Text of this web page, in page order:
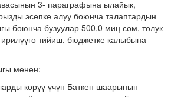
3- параграфына ылайык,
эсепке алуу боюнча талаптардын
боюнча бузуулар 500,0 миң сом, толук
тийиш, бюджетке калыбына
менен:
көрүү үчүн Баткен шаарынын